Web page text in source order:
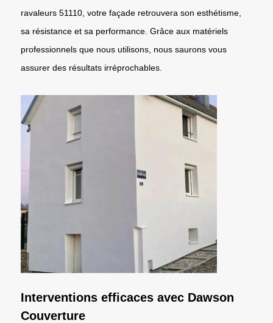
ravaleurs 51110, votre façade retrouvera son esthétisme,
sa résistance et sa performance. Grâce aux matériels
professionnels que nous utilisons, nous saurons vous
assurer des résultats irréprochables.
Interventions efficaces avec Dawson
Couverture